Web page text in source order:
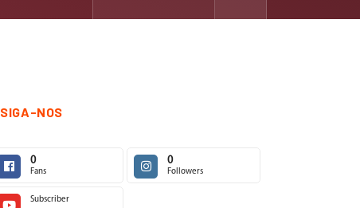
SIGA-NOS
0
Fans
0
Followers
Subscriber